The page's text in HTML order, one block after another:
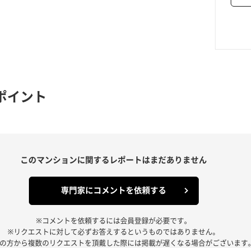
イント
このマンションに関する レポートはまだありません
専門家にコメントを依頼する
※コメントを依頼するには会員登録が必要です。
※リクエストに対して必ずお答えするというものではありません。
方から複数のリクエストを頂戴した際には掲載が遅くなる場合がございます。